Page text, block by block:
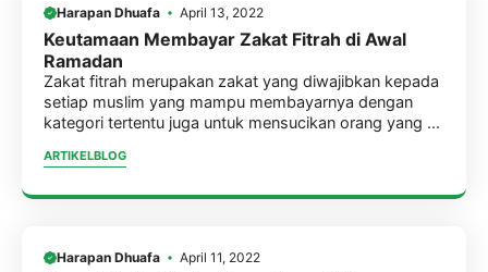
Harapan Dhuafa April 13, 2022
Keutamaan Membayar Zakat Fitrah di Awal
Ramadan
Zakat fitrah merupakan zakat yang diwajibkan kepada
setiap muslim yang mampu membayarnya dengan
kategori tertentu juga untuk mensucikan orang yang ...
ARTIKELBLOG
Harapan Dhuafa April 11, 2022